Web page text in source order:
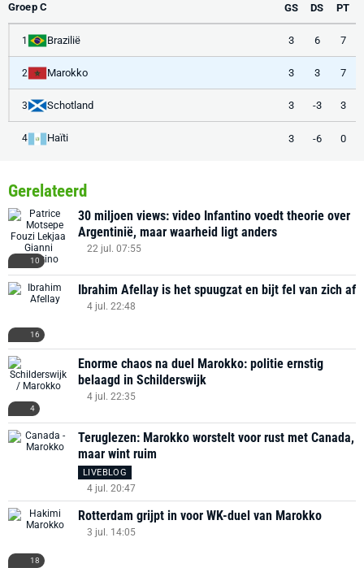
Groep C GS DS PT
1 Brazilië 3 6 7
2 Marokko 3 3 7
3 Schotland 3 -3 3
4 Haïti 3 -6 0
Gerelateerd
10
30 miljoen views: video Infantino voedt theorie over
Argentinië, maar waarheid ligt anders
22 jul. 07:55
16
Ibrahim Afellay is het spuugzat en bijt fel van zich af
4 jul. 22:48
4
Enorme chaos na duel Marokko: politie ernstig
belaagd in Schilderswijk
4 jul. 22:35
Teruglezen: Marokko worstelt voor rust met Canada,
maar wint ruim
LIVEBLOG
4 jul. 20:47
18
Rotterdam grijpt in voor WK-duel van Marokko
3 jul. 14:05